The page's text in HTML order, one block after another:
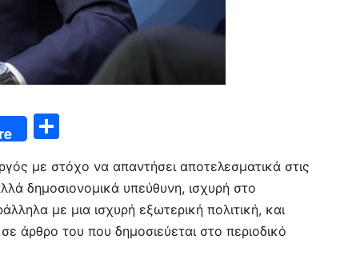
ρ
α
σ
με στόχο να απαντήσει αποτελεσματικά στις
δημοσιονομικά υπεύθυνη, ισχυρή στο
με μια ισχυρή εξωτερική πολιτική, και
άρθρο του που δημοσιεύεται στο περιοδικό